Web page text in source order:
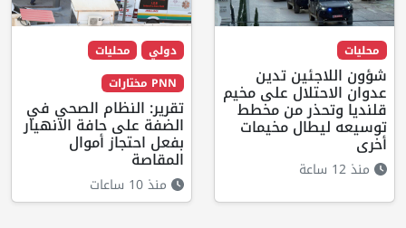
محليات
شؤون اللاجئين تدين
عدوان الاحتلال على مخيم
قلنديا وتحذر من مخطط
توسيعه ليطال مخيمات
أخرى
منذ 12 ساعة
دولي
محليات
PNN مختارات
تقرير: النظام الصحي في
الضفة على حافة الانهيار
بفعل احتجاز أموال
المقاصة
منذ 10 ساعات